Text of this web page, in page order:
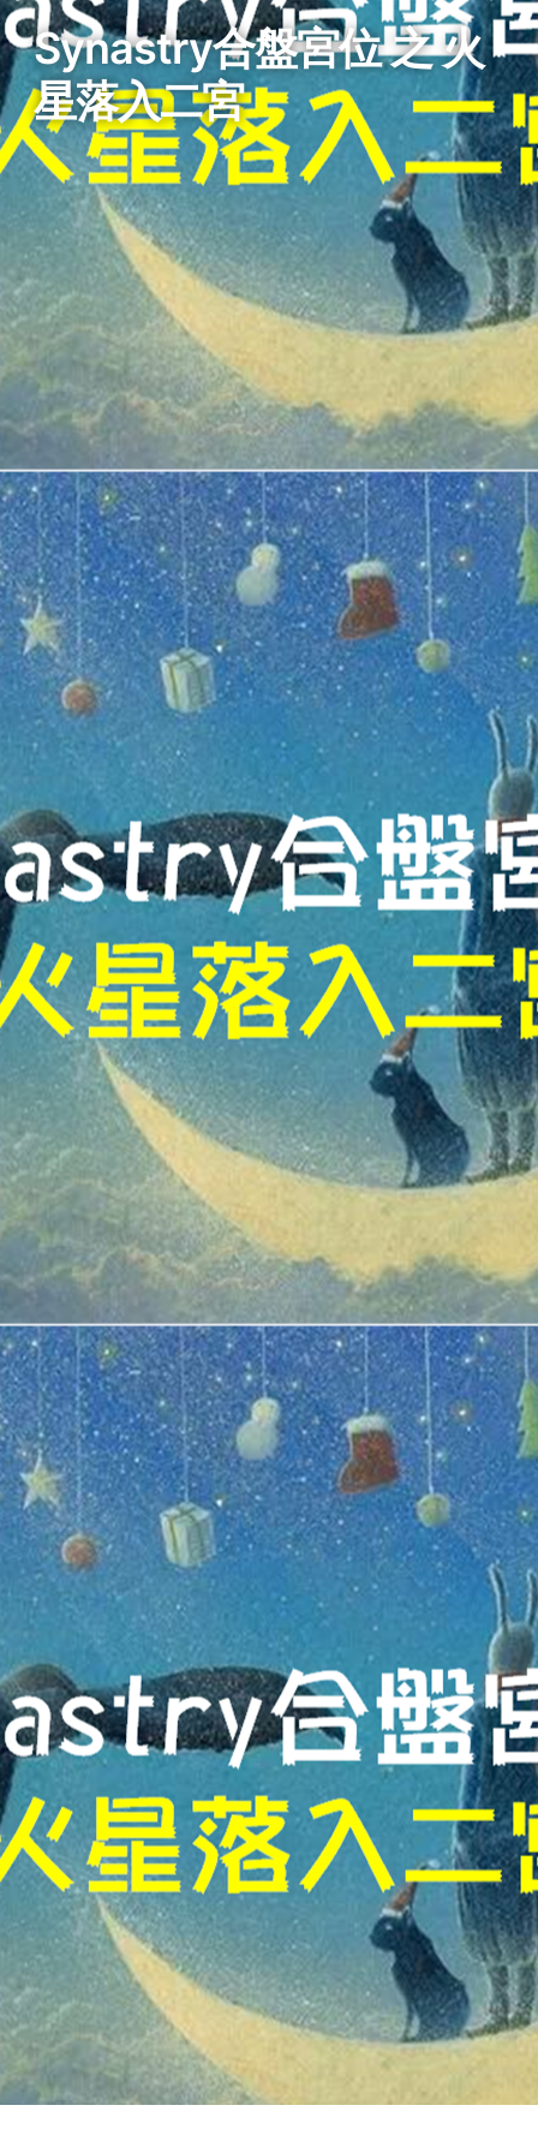
Synastry合盤宮位 之 火
星落入二宮